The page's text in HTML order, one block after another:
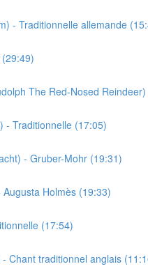
- Traditionnelle allemande
The Red-Nosed
- Traditionnelle (17:05)
- Gruber-Mohr (19:31)
Holmès (19:33)
(17:54)
Chant traditionnel anglais